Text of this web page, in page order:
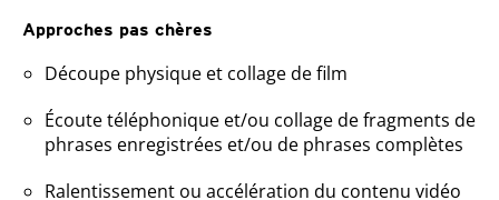
Approches pas chères
Découpe physique et collage de film
Écoute téléphonique et/ou collage de fragments de
phrases enregistrées et/ou de phrases complètes
Ralentissement ou accélération du contenu vidéo